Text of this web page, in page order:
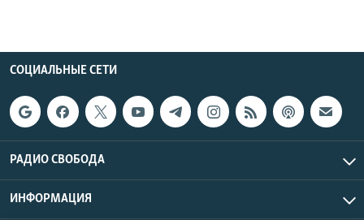
СОЦИАЛЬНЫЕ СЕТИ
РАДИО СВОБОДА
ИНФОРМАЦИЯ